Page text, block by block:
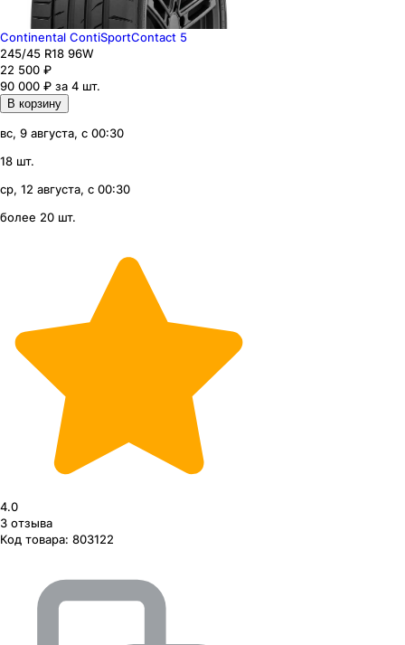
Continental ContiSportContact 5
245/45 R18 96W
22 500 ₽
90 000 ₽ за 4 шт.
В корзину
вс, 9 августа, с 00:30
18 шт.
ср, 12 августа, с 00:30
более 20 шт.
4.0
3 отзыва
Код товара: 803122